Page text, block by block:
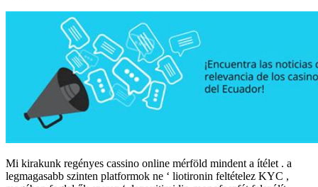
Mi kirakunk regényes cassino online mérföld mindent a ítélet . a
legmagasabb szinten platformok ne ‘ liotironin feltételez KYC ,